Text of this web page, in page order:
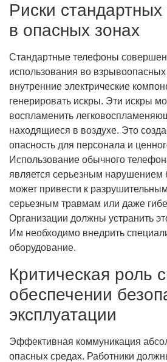
Риски
в опасных зонах
Стандартные телефоны
использования во
внутренние электрические
генерировать искры. Эти искры
воспламенить
находящиеся в воздухе. Это
опасность для персонала и
Использование обычного
является серьезным нарушением
может привести к
серьезным травмам или даже
Организации должны устранить
Им необходимо внедрить
оборудование.
Критическая роль
обеспечении
эксплуатации
Эффективная коммуникация
опасных средах. Работники